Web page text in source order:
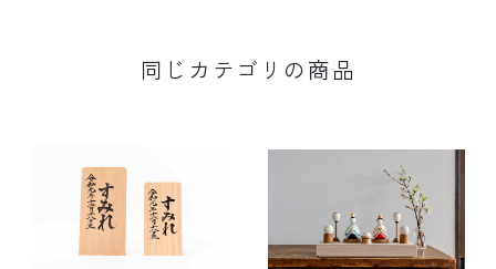
同じカテゴリの商品